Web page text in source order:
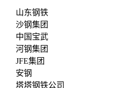
山东钢铁
沙钢集团
中国宝武
河钢集团
JFE集团
安钢
塔塔钢铁公司